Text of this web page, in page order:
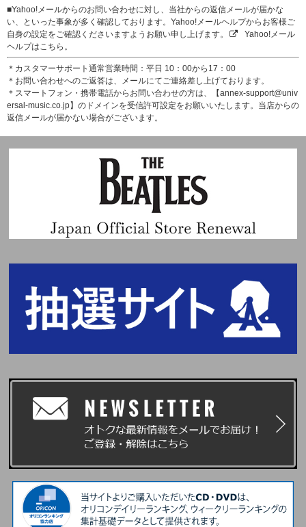
■Yahoo!メールからのお問い合わせに対し、当社からの返信メールが届かな
い、といった事象が多く確認しております。Yahoo!メールヘルプからお客様ご
自身の設定をご確認くださいますようお願い申し上げます。
Yahoo!メール
ヘルプはこちら。
＊カスタマーサポート通常営業時間：平日 10：00から17：00
＊お問い合わせへのご返答は、メールにてご連絡差し上げております。
＊スマートフォン・携帯電話からお問い合わせの方は、【annex-support@univ
ersal-music.co.jp】のドメインを受信許可設定をお願いいたします。当店からの
返信メールが届かない場合がございます。